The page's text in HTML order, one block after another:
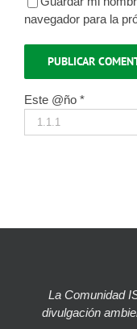
navegador para la
Este @ño *
La Comunidad
divulgación